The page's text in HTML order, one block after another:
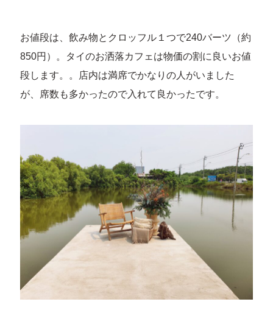
お値段は、飲み物とクロッフル１つで240バーツ（約
850円）。タイのお洒落カフェは物価の割に良いお値
段します。。店内は満席でかなりの人がいました
が、席数も多かったので入れて良かったです。